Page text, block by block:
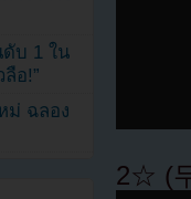
2☆ (
ดับ 1 ใน
อ!”
ม่ ฉลอง